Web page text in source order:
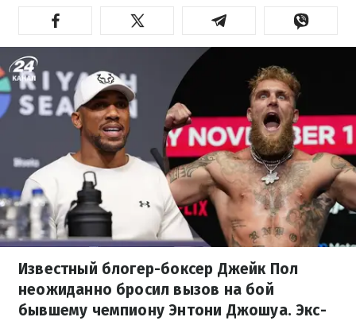
Известный блогер-боксер Джейк Пол
неожиданно бросил вызов на бой
бывшему чемпиону Энтони Джошуа. Экс-